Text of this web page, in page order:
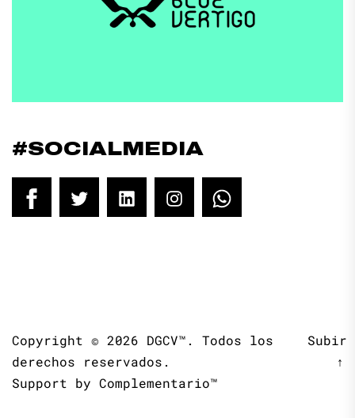
#SOCIALMEDIA
FacebookTwitter LinkedInInstagram
Copyright © 2026 DGCV™. Todos los
derechos reservados.
Support by Complementario™
Subir
↑